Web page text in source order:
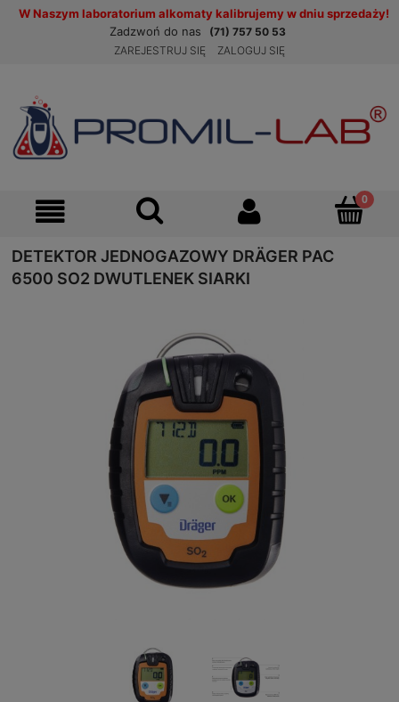
W Naszym laboratorium alkomaty kalibrujemy w dniu sprzedaży!
Zadzwoń do nas
(71) 757 50 53
ZAREJESTRUJ SIĘ
ZALOGUJ SIĘ
DETEKTOR JEDNOGAZOWY DRÄGER PAC
6500 SO2 DWUTLENEK SIARKI